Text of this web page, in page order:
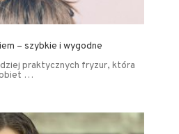
– szybkie i wygodne
praktycznych fryzur, która
…